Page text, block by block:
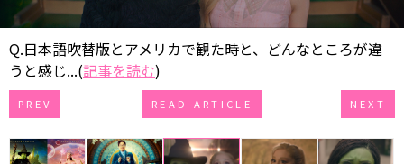
Q.日本語吹替版とアメリカで観た時と、どんなところが違
うと感じ...(記事を読む)
PREV READ ARTICLE NEXT